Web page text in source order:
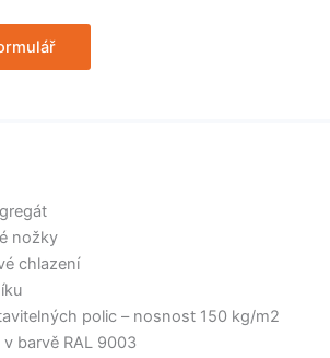
nožky
chlazení
polic – nosnost 150 kg/m2
barvě RAL 9003